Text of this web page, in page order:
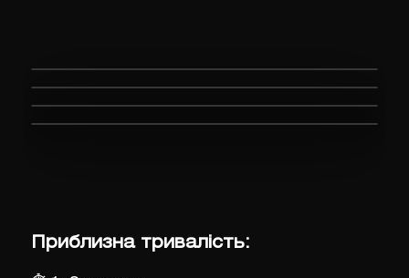
Приблизна тривалість: